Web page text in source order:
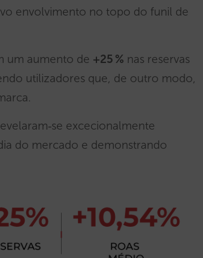
envolvimento no topo do funil de
um aumento de +25 % nas reservas
utilizadores que, de outro modo,
excecionalmente
do mercado e demonstrando